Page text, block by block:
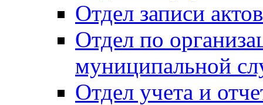
Отдел записи
Отдел по
муниципальной
Отдел учета и